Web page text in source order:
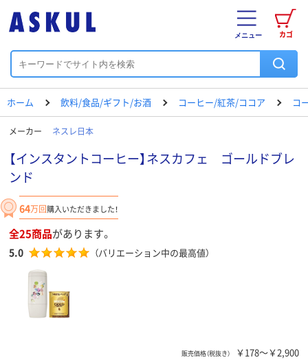
カゴ
メニュー
ホーム 飲料/食品/ギフト/お酒 コーヒー/紅茶/ココア コ
メーカー ネスレ日本
【インスタントコーヒー】ネスカフェ ゴールドブレ
ンド
64万回購入いただきました！
全25商品があります。
5.0 （バリエーション中の最高値）
販売価格（税抜き） ￥178～￥2,900